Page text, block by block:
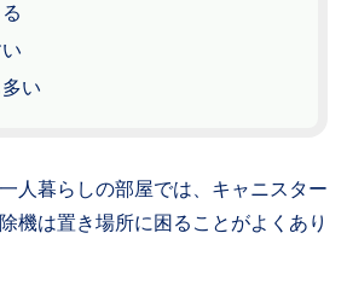
い
人暮らしの部屋では、キャニスター
機は置き場所に困ることがよくあり